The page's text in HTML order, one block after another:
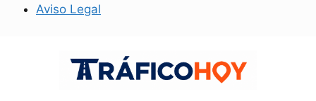
Aviso Legal